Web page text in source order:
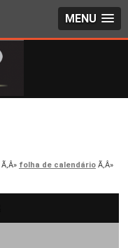
MENU
folha de calendário